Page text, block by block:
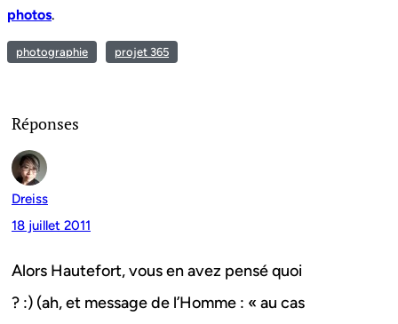
photos.
photographie projet 365
Réponses
Dreiss
18 juillet 2011
Alors Hautefort, vous en avez pensé quoi
? :) (ah, et message de l’Homme : « au cas